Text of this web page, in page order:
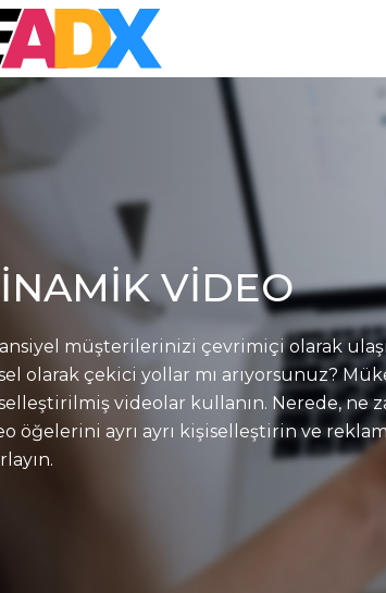
VIDEO
müşterilerinizi çevrimiçi olarak
olarak çekici yollar mı arıyorsunuz?
videolar kullanın. Nerede, ne
öğelerini ayrı ayrı kişiselleştirin ve